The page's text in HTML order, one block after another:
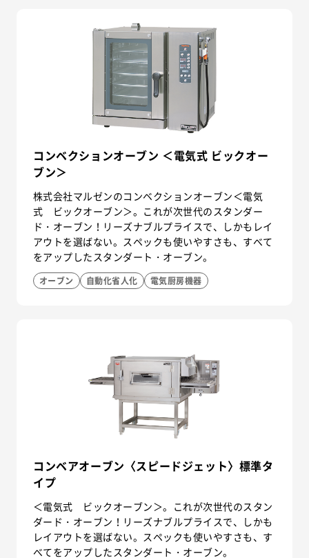
コンベクションオーブン ＜電気式 ビックオー
ブン＞
株式会社マルゼンのコンベクションオーブン＜電気
式 ビックオーブン＞。これが次世代のスタンダー
ド・オーブン！リーズナブルプライスで、しかもレイ
アウトを選ばない。スペックも使いやすさも、すべて
をアップしたスタンダート・オーブン。
オーブン 自動化省人化 電気厨房機器
コンベアオーブン〈スピードジェット〉標準タ
イプ
＜電気式 ビックオーブン＞。これが次世代のスタン
ダード・オーブン！リーズナブルプライスで、しかも
レイアウトを選ばない。スペックも使いやすさも、す
べてをアップしたスタンダート・オーブン。